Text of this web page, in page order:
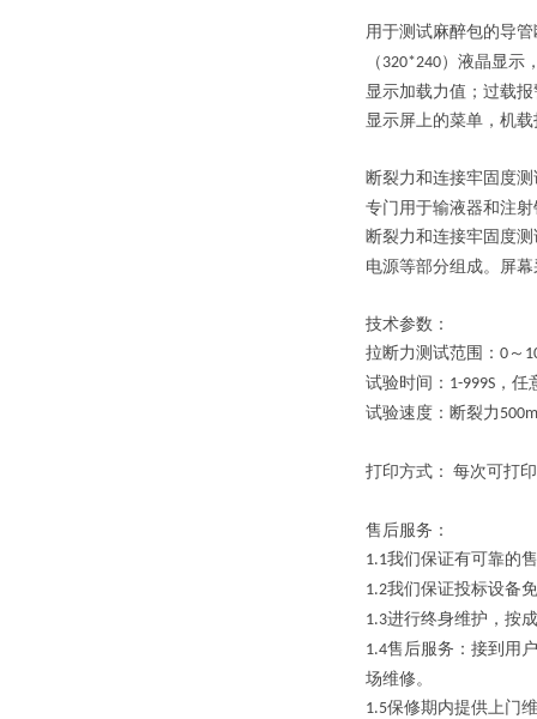
用于测试麻醉包的导
（ 320*240）液晶显示
显示加载力值；过载
显示屏上的菜单，机
断裂力和连接牢固度
专门用于输液器和注
断裂力和连接牢固度
电源等部分组成。屏
技术参数：
拉断力测试范围： 0 ～
试验时间： 1-999S ，
试验速度：断裂力
打印方式： 每次可打印
售后服务：
1.1我们保证有可靠的
1.2我们保证投标设备
1.3进行终身维护，按
1.4售后服务：接到用
场维修。
1.5保修期内提供上门